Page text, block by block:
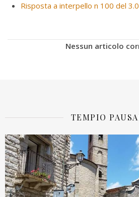
Risposta a interpello n 100 del
Nessun articolo
TEMPIO